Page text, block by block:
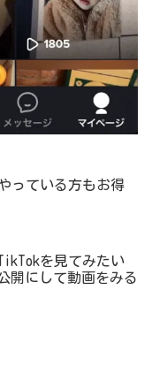
っている方もお得
を見てみたい
開にして動画をみる